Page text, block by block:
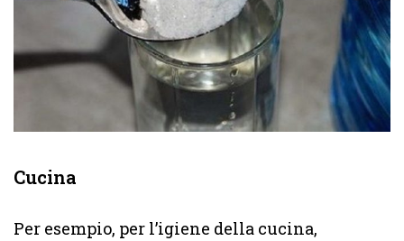
Cucina
Per esempio, per l’igiene della cucina,